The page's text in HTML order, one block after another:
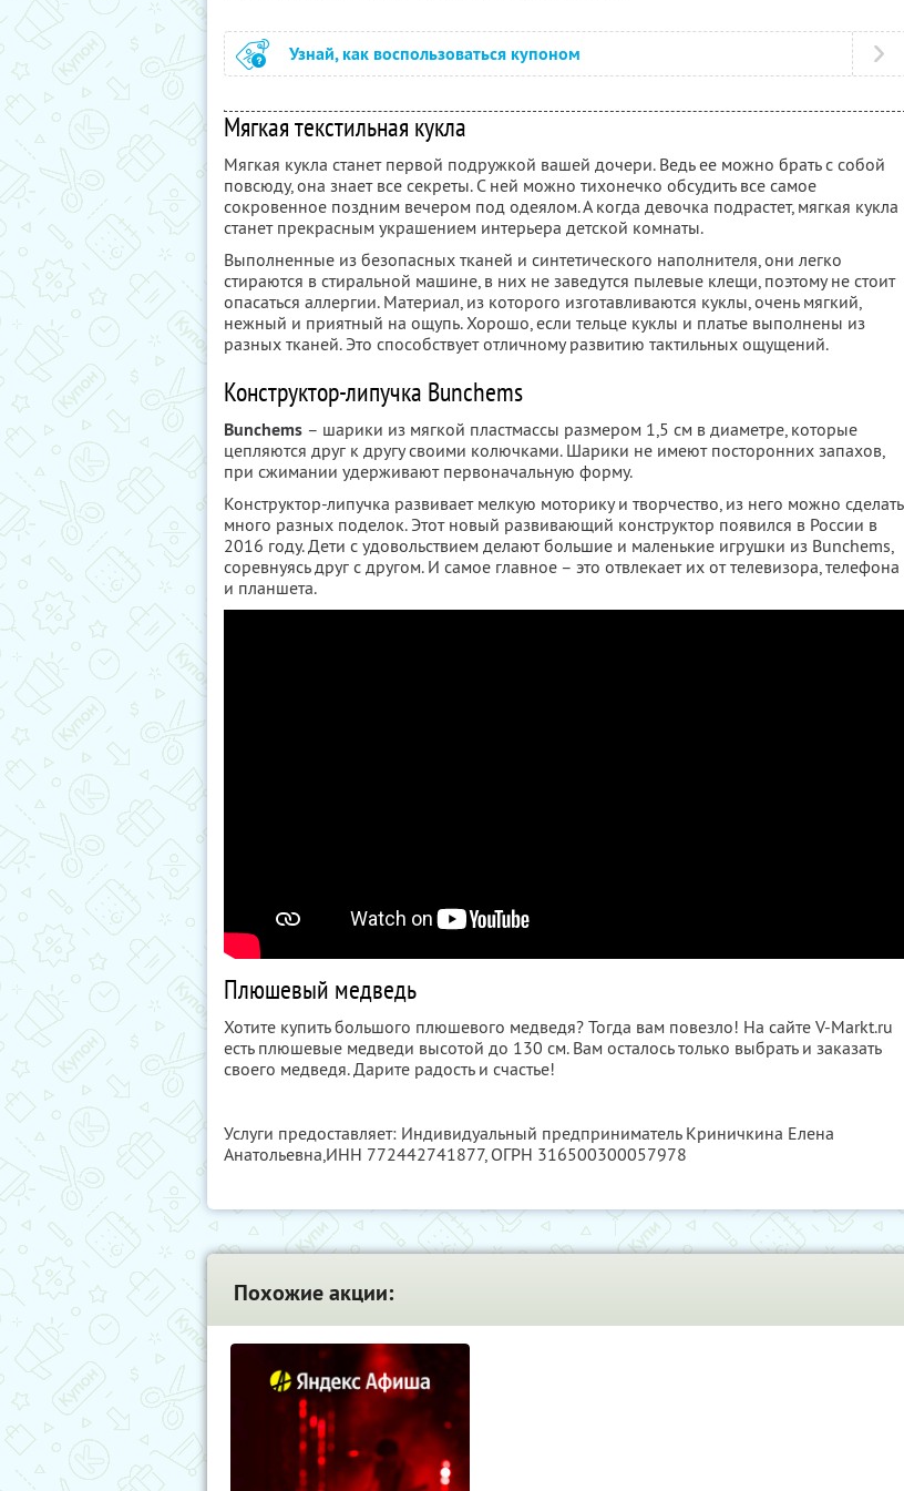
Узнай, как воспользоваться купоном
Мягкая текстильная кукла
Мягкая кукла станет первой подружкой вашей дочери. Ведь ее можно брать с собой
повсюду, она знает все секреты. С ней можно тихонечко обсудить все самое
сокровенное поздним вечером под одеялом. А когда девочка подрастет, мягкая кукла
станет прекрасным украшением интерьера детской комнаты.
Выполненные из безопасных тканей и синтетического наполнителя, они легко
стираются в стиральной машине, в них не заведутся пылевые клещи, поэтому не стоит
опасаться аллергии. Материал, из которого изготавливаются куклы, очень мягкий,
нежный и приятный на ощупь. Хорошо, если тельце куклы и платье выполнены из
разных тканей. Это способствует отличному развитию тактильных ощущений.
Конструктор-липучка Bunchems
Bunchems – шарики из мягкой пластмассы размером 1,5 см в диаметре, которые
цепляются друг к другу своими колючками. Шарики не имеют посторонних запахов,
при сжимании удерживают первоначальную форму.
Конструктор-липучка развивает мелкую моторику и творчество, из него можно сделать
много разных поделок. Этот новый развивающий конструктор появился в России в
2016 году. Дети с удовольствием делают большие и маленькие игрушки из Bunchems,
соревнуясь друг с другом. И самое главное – это отвлекает их от телевизора, телефона
и планшета.
Плюшевый медведь
Хотите купить большого плюшевого медведя? Тогда вам повезло! На сайте V-Markt.ru
есть плюшевые медведи высотой до 130 см. Вам осталось только выбрать и заказать
своего медведя. Дарите радость и счастье!
Услуги предоставляет: Индивидуальный предприниматель Криничкина Елена
Анатольевна,ИНН 772442741877, ОГРН 316500300057978
Похожие акции: